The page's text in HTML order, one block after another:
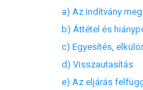
a) Az indítvány
b) Áttétel és
c) Egyesítés,
d) Visszautasítás